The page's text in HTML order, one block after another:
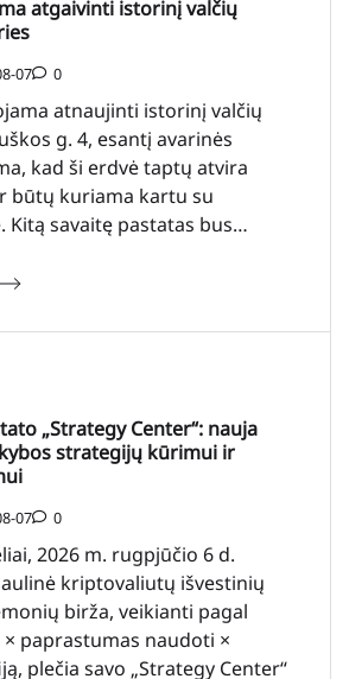
atgaivinti istorinį valčių
07 0
atnaujinti istorinį valčių
g. 4, esantį avarinės
kad ši erdvė taptų atvira
būtų kuriama kartu su
Kitą savaitę pastatas bus…
„Strategy Center“: nauja
strategijų kūrimui ir
07 0
2026 m. rugpjūčio 6 d.
kriptovaliutų išvestinių
birža, veikianti pagal
paprastumas naudoti ×
plečia savo „Strategy Center“